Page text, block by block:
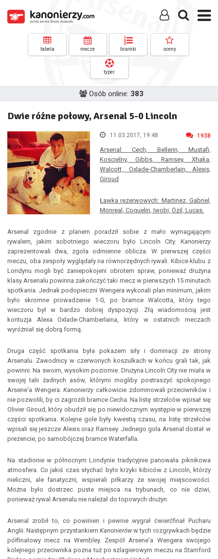
tabela mecze bramki oceny
typer
Osób online: 383
Dwie różne połowy, Arsenal 5-0 Lincoln
11.03.2017, 19:48 1938
Arsenal: Cech, Bellerin, Mustafi,
Koscielny, Gibbs, Ramsey, Xhaka,
Walcott, Oxlade-Chamberlain, Alexis,
Giroud
Ławka rezerwowych: Martinez, Gabriel,
Monreal, Coquelin, Iwobi, Özil, Lucas.
Arsenal zgodnie z planem poradził sobie z mało wymagającym
rywalem, jakim sobotniego wieczoru było Lincoln City. Kanonierzy
zaprezentowali dwa, zgoła odmienne oblicza. W pierwszej części
meczu, oba zespoły wyglądały na równorzędnych rywali. Kibice klubu z
Londynu mogli być zaniepokojeni obrotem spraw, ponieważ drużyna
klasy Arsenalu powinna zakończyć taki mecz w pierwszych 15 minutach
spotkania. Jednak podopieczni Wengera wykonali plan minimum, jakim
było skromne prowadzenie 1-0, po bramce Walcotta, który tego
wieczoru był w bardzo dobrej dyspozycji. Złą wiadomością jest
kontuzja Alexa Oxlade-Chamberlaina, który w ostatnich meczach
wyróżniał się dobrą formą.
Druga część spotkania była pokazem siły i dominacji ze strony
Arsenalu. Zawodnicy w czerwonych koszulkach w końcu grali tak, jak
powinni. Na swoim, wysokim poziomie. Drużyna Lincoln City nie miała w
swojej talii żadnych asów, którymi mogliby postraszyć spokojnego
Arsene'a Wengera.Kanonierzycałkowicie zdominowali przeciwników i
nie pozwolili, by ci zagrozili bramce Cecha. Na listę strzelców wpisał się
Olivier Giroud, który obudził się po niewidocznym występie w pierwszej
części spotkania. Kolejne gole były kwestią czasu, na listę strzelców
wpisali się jeszcze Alexis oraz Ramsey. Jednego gola Arsenal dostał w
prezencie, po samobójczej bramce Waterfalla.
Na stadionie w północnym Londynie tradycyjnie panowała piknikowa
atmosfera. Co jakiś czas słychać było krzyki kibiców z Lincoln, którzy
nieliczni, ale fanatyczni, wspierali piłkarzy ze swojej miejscowości.
Można było dostrzec puste miejsca na trybunach, co nie dziwi,
ponieważ rywal Arsenalu nie należał do topowych drużyn.
Arsenal zrobił to, co powinien i pewnie wygrał ćwierćfinał Pucharu
Anglii. Następnym przystankiem Kanonieróww tych rozgrywkach będzie
półfinałowy mecz na Wembley. Zespół Arsene'a Wengera swojego
kolejnego przeciwnika pozna tuż po szlagierowym meczu na Stamford